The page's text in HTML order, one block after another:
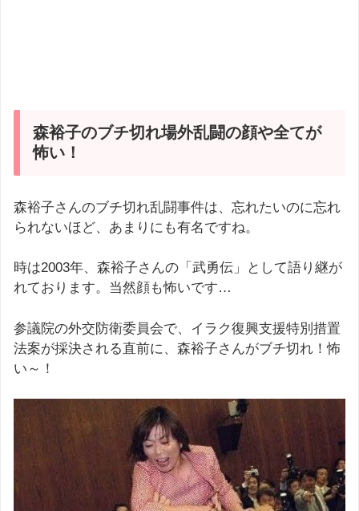
森裕子のブチ切れ場外乱闘の顔や全てが
怖い！
森裕子さんのブチ切れ乱闘事件は、忘れたいのに忘れ
られないほど、あまりにも有名ですね。
時は2003年、森裕子さんの「武勇伝」として語り継が
れております。当然顔も怖いです…
参議院の外交防衛委員会で、イラク復興支援特別措置
法案が採決される直前に、森裕子さんがブチ切れ！怖
い～！